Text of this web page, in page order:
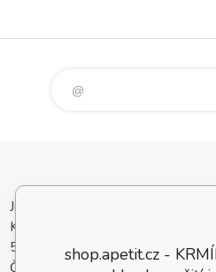
Jindřich Šíp - Chovprodej
Krále Jana 274
583 01 Chotěboř
Česká Republika
shop.apetit.cz -